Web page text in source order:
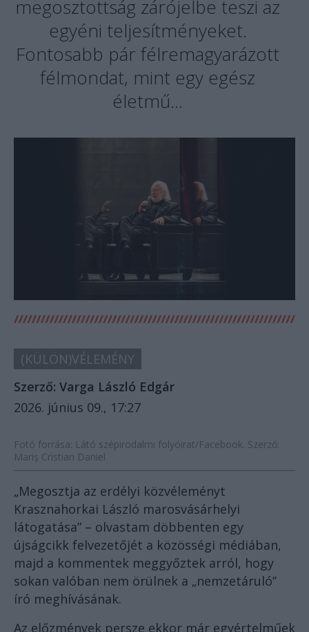
megosztottság zárójelbe teszi az
egyéni teljesítményeket.
Fontosabb pár félremagyarázott
félmondat, mint egy egész
életmű…
(KÜLÖN)VÉLEMÉNY
Szerző: Varga László Edgár
2026. június 09., 17:27
Fotó forrása: Látó szépirodalmi folyóirat/Facebook. Szerző:
Mariș Cristian Daniel
„Megosztja az erdélyi közvéleményt
Krasznahorkai László marosvásárhelyi
látogatása” – olvastam döbbenten egy
újságcikk felvezetőjét a közösségi médiában,
majd a kommentek meggyőztek arról, hogy
sokan valóban nem örülnek a „nemzetáruló”
író meghívásának.
Az előzmények persze ekkor már egyértelműek